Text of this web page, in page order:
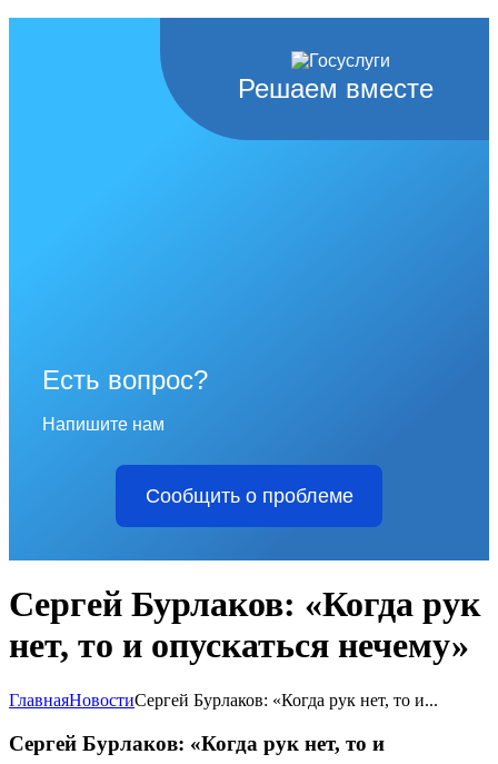
Решаем вместе
Есть вопрос?
Напишите нам
Сообщить о проблеме
Сергей Бурлаков: «Когда рук
нет, то и опускаться нечему»
ГлавнаяНовостиСергей Бурлаков: «Когда рук нет, то и...
Сергей Бурлаков: «Когда рук нет, то и